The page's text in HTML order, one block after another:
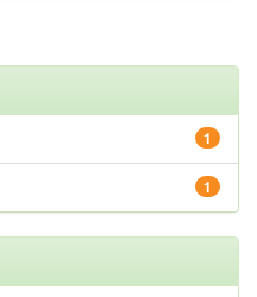
1
1